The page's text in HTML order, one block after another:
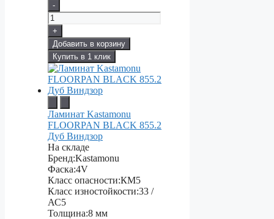
-
+
Добавить в корзину
Купить в 1 клик
Ламинат Kastamonu
FLOORPAN BLACK 855.2
Дуб Виндзор
На складе
Бренд:Kastamonu
Фаска:4V
Класс опасности:КМ5
Класс изностойкости:33 /
АС5
Толщина:8 мм